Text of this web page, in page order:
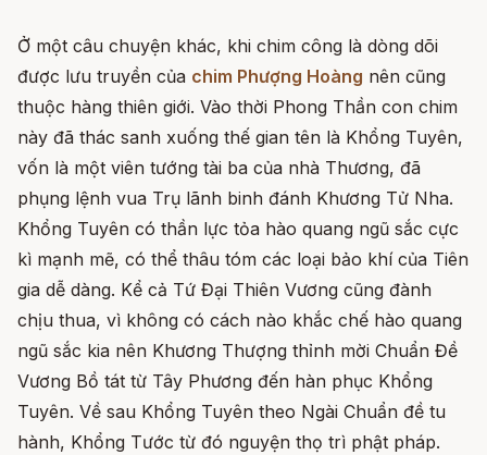
Ở một câu chuyện khác, khi chim công là dòng dõi
được lưu truyền của chim Phượng Hoàng nên cũng
thuộc hàng thiên giới. Vào thời Phong Thần con chim
này đã thác sanh xuống thế gian tên là Khổng Tuyên,
vốn là một viên tướng tài ba của nhà Thương, đã
phụng lệnh vua Trụ lãnh binh đánh Khương Tử Nha.
Khổng Tuyên có thần lực tỏa hào quang ngũ sắc cực
kì mạnh mẽ, có thể thâu tóm các loại bảo khí của Tiên
gia dễ dàng. Kể cả Tứ Đại Thiên Vương cũng đành
chịu thua, vì không có cách nào khắc chế hào quang
ngũ sắc kia nên Khương Thượng thỉnh mời Chuẩn Đề
Vương Bồ tát từ Tây Phương đến hàn phục Khổng
Tuyên. Về sau Khổng Tuyên theo Ngài Chuẩn đề tu
hành, Khổng Tước từ đó nguyện thọ trì phật pháp.